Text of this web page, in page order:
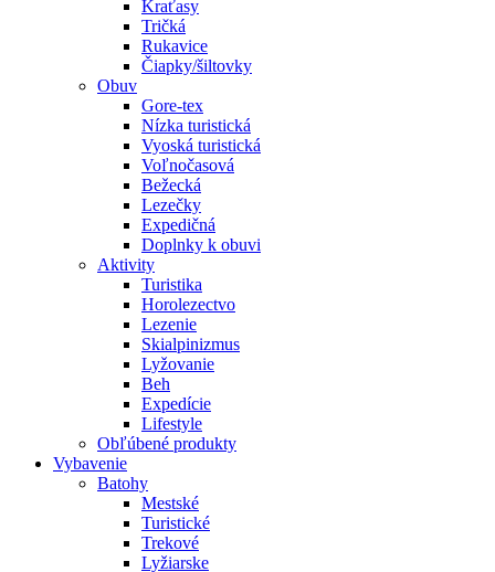
Kraťasy
Tričká
Rukavice
Čiapky/šiltovky
Obuv
Gore-tex
Nízka turistická
Vyoská turistická
Voľnočasová
Bežecká
Lezečky
Expedičná
Doplnky k obuvi
Aktivity
Turistika
Horolezectvo
Lezenie
Skialpinizmus
Lyžovanie
Beh
Expedície
Lifestyle
Obľúbené produkty
Vybavenie
Batohy
Mestské
Turistické
Trekové
Lyžiarske